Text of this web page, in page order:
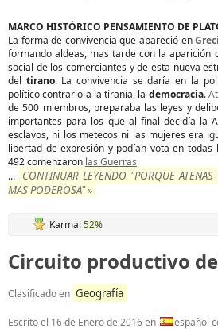
MARCO HISTÓRICO PENSAMIENTO DE
La forma de convivencia que apareció en
formando aldeas, mas tarde con la aparición
social de los comerciantes y de esta nueva
del tirano. La convivencia se daría en la
político contrario a la tiranía, la democracia.
de 500 miembros, preparaba las leyes y
importantes para los que al final decidía la
esclavos, ni los metecos ni las mujeres era
libertad de expresión y podían vota en todas
492 comenzaron las Guerras
... CONTINUAR LEYENDO "PORQUE
MAS PODEROSA" »
Karma:52%
Circuito productivo
Clasificado en Geografía
Escrito el 16 de Enero de 2016en español